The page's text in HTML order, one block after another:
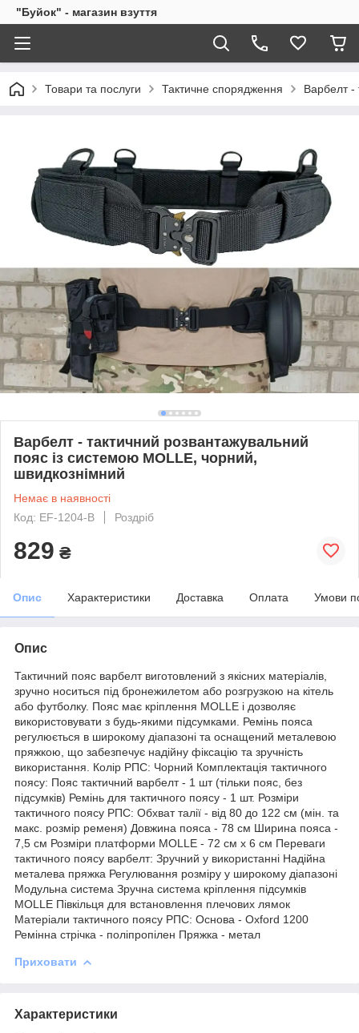
"Буйок" - магазин взуття
Товари та послуги Тактичне спорядження Варбелт -
Варбелт - тактичний розвантажувальний
пояс із системою MOLLE, чорний,
швидкознімний
Немає в наявності
Код: EF-1204-B
Роздріб
829 ₴
Опис Характеристики Доставка Оплата Умови
Опис
Тактичний пояс варбелт виготовлений з якісних матеріалів,
зручно носиться під бронежилетом або розгрузкою на кітель
або футболку. Пояс має кріплення MOLLE і дозволяє
використовувати з будь-якими підсумками. Ремінь пояса
регулюється в широкому діапазоні та оснащений металевою
пряжкою, що забезпечує надійну фіксацію та зручність
використання. Колір РПС: Чорний Комплектація тактичного
поясу: Пояс тактичний варбелт - 1 шт (тільки пояс, без
підсумків) Ремінь для тактичного поясу - 1 шт. Розміри
тактичного поясу РПС: Обхват талії - від 80 до 122 см (мін. та
макс. розмір ременя) Довжина пояса - 78 см Ширина пояса -
7,5 см Розміри платформи MOLLE - 72 см х 6 см Переваги
тактичного поясу варбелт: Зручний у використанні Надійна
металева пряжка Регулювання розміру у широкому діапазоні
Модульна система Зручна система кріплення підсумків
MOLLE Півкільця для встановлення плечових лямок
Матеріали тактичного поясу РПС: Основа - Oxford 1200
Ремінна стрічка - поліпропілен Пряжка - метал
Приховати
Характеристики